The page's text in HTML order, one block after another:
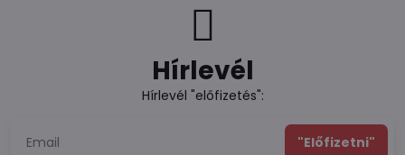
Hírlevél
Hírlevél "előfizetés":
"Előfizetni"